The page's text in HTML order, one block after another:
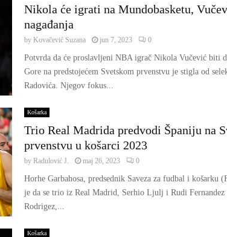
Nikola će igrati na Mundobasketu,
nagađanja
by Kovačević Suzana jun 7, 2023 0
Potvrda da će proslavljeni NBA igrač Nikola Vučević biti
Gore na predstojećem Svetskom prvenstvu je stigla od
Radovića. Njegov fokus...
Košarka
Trio Real Madrida predvodi Španiju na
prvenstvu u košarci 2023
by Radulović J. maj 26, 2023 0
Horhe Garbahosa, predsednik Saveza za fudbal i košarku
je da se trio iz Real Madrid, Serhio Ljulj i Rudi Fernandez
Rodrigez,...
Košarka